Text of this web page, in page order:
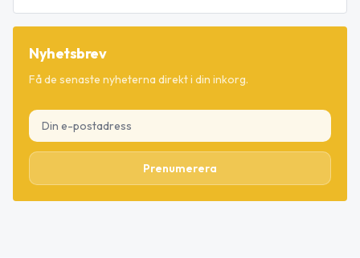
Nyhetsbrev
Få de senaste nyheterna direkt i din inkorg.
Prenumerera